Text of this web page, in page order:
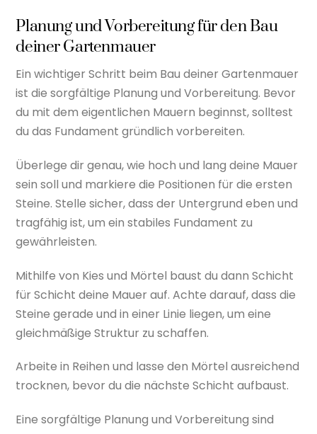
Planung und Vorbereitung für den Bau
deiner Gartenmauer
Ein wichtiger Schritt beim Bau deiner Gartenmauer
ist die sorgfältige Planung und Vorbereitung. Bevor
du mit dem eigentlichen Mauern beginnst, solltest
du das Fundament gründlich vorbereiten.
Überlege dir genau, wie hoch und lang deine Mauer
sein soll und markiere die Positionen für die ersten
Steine. Stelle sicher, dass der Untergrund eben und
tragfähig ist, um ein stabiles Fundament zu
gewährleisten.
Mithilfe von Kies und Mörtel baust du dann Schicht
für Schicht deine Mauer auf. Achte darauf, dass die
Steine gerade und in einer Linie liegen, um eine
gleichmäßige Struktur zu schaffen.
Arbeite in Reihen und lasse den Mörtel ausreichend
trocknen, bevor du die nächste Schicht aufbaust.
Eine sorgfältige Planung und Vorbereitung sind